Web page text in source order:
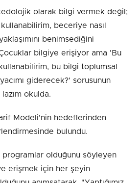
olarak bilgi vermek değil;
beceriye nasıl
benimsediğini
bilgiye erişiyor ama 'Bu
bu bilgi toplumsal
giderecek?' sorusunun
lazım okulda.
Modeli'nin hedeflerinden
bulundu.
programlar olduğunu söyleyen
erişmek için her şeyin